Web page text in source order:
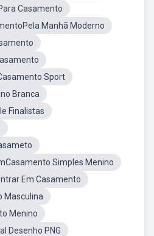
Casamento
Manhã Moderno
Sport
Branca
Finalistas
Simples Menino
Em Casamento
Masculina
Menino
Desenho PNG